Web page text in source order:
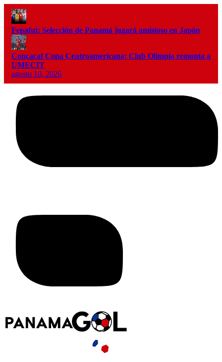
Fepafut: Selección de Panamá jugará amistoso en Japón
Concacaf Copa Centroamericana: Club Olimpia remonta a
UMECIT
agosto 10, 2026